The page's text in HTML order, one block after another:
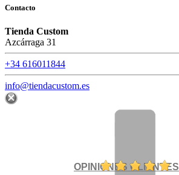
Contacto
Tienda Custom
Azcárraga 31
+34 616011844
info@tiendacustom.es
OPINIONES CLIENTES